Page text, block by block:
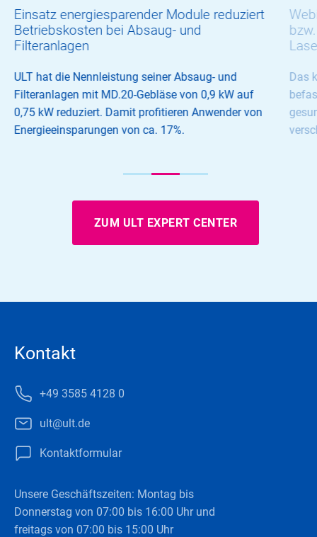
Einsatz energiesparender Module reduziert
Betriebskosten bei Absaug- und
Filteranlagen
ULT hat die Nennleistung seiner Absaug- und
Filteranlagen mit MD.20-Gebläse von 0,9 kW auf
0,75 kW reduziert. Damit profitieren Anwender von
Energieeinsparungen von ca. 17%.
Das
ZUM ULT EXPERT CENTER
Kontakt
+49 3585 4128 0
ult@ult.de
Kontaktformular
Unsere Geschäftszeiten: Montag bis
Donnerstag von 07:00 bis 16:00 Uhr und
freitags von 07:00 bis 15:00 Uhr